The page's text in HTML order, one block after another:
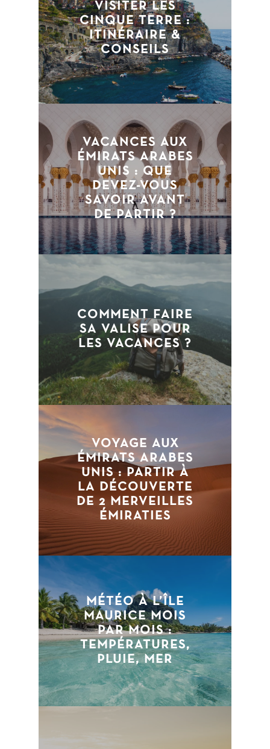
VISITER LES
CINQUE TERRE :
ITINÉRAIRE &
CONSEILS
VACANCES AUX
ÉMIRATS ARABES
UNIS : QUE
DEVEZ-VOUS
SAVOIR AVANT
DE PARTIR ?
COMMENT FAIRE
SA VALISE POUR
LES VACANCES ?
VOYAGE AUX
ÉMIRATS ARABES
UNIS : PARTIR À
LA DÉCOUVERTE
DE 2 MERVEILLES
ÉMIRATIES
MÉTÉO À L’ÎLE
MAURICE MOIS
PAR MOIS :
TEMPÉRATURES,
PLUIE, MER